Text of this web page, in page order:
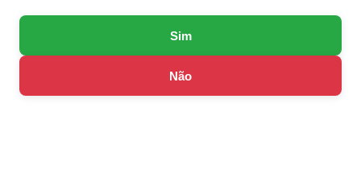
Sim
Não